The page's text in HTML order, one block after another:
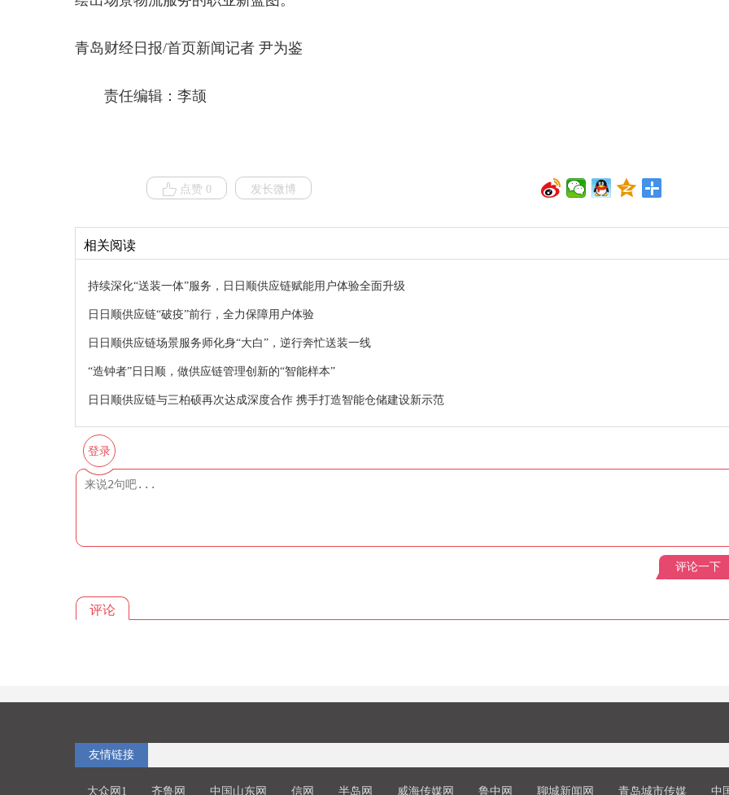
青岛财经日报/首页新闻记者 尹为鉴
责任编辑：李颉
点赞 0 发长微博
相关阅读
持续深化“送装一体”服务，日日顺供应链赋能用户体验全面升级
日日顺供应链“破疫”前行，全力保障用户体验
日日顺供应链场景服务师化身“大白”，逆行奔忙送装一线
“造钟者”日日顺，做供应链管理创新的“智能样本”
日日顺供应链与三柏硕再次达成深度合作 携手打造智能仓储建设新示范
登录
评论一下
评论
友情链接
大众网1 齐鲁网 中国山东网 信网 半岛网 威海传媒网 鲁中网 聊城新闻网 青岛城市传媒 中